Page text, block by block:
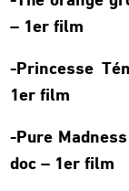
– 1er film
-Princesse
1er film
-Pure
doc – 1er film